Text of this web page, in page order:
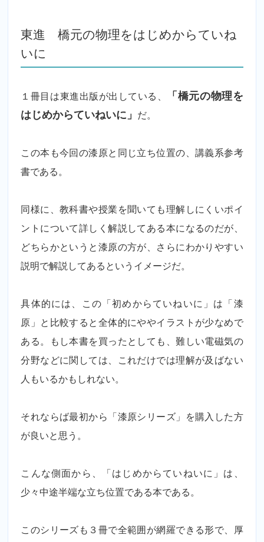
東進 橋元の物理をはじめからていね
いに
１冊目は東進出版が出している、
「橋元の物理を
はじめからていねいに」 だ。
この本も今回の漆原と同じ立ち位置の、講義系参考
書である。
同様に、教科書や授業を聞いても理解しにくいポイ
ントについて詳しく解説してある本になるのだが、
どちらかというと漆原の方が、さらにわかりやすい
説明で解説してあるというイメージだ。
具体的には、この「初めからていねいに」は「漆
原」と比較すると全体的にややイラストが少なめで
ある。もし本書を買ったとしても、難しい電磁気の
分野などに関しては、これだけでは理解が及ばない
人もいるかもしれない。
それならば最初から「漆原シリーズ」を購入した方
が良いと思う。
こんな側面から、「はじめからていねいに」は、
少々中途半端な立ち位置である本である。
このシリーズも３冊で全範囲が網羅できる形で、厚